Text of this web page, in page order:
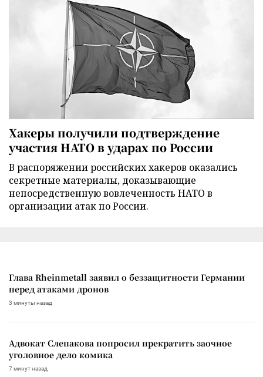
Хакеры получили подтверждение
участия НАТО в ударах по России
В распоряжении российских хакеров оказались
секретные материалы, доказывающие
непосредственную вовлеченность НАТО в
организации атак по России.
Глава Rheinmetall заявил о беззащитности Германии
перед атаками дронов
3 минуты назад
Адвокат Слепакова попросил прекратить заочное
уголовное дело комика
7 минут назад